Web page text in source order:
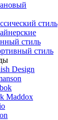
стиль
стиль
стиль
Design
Maddox